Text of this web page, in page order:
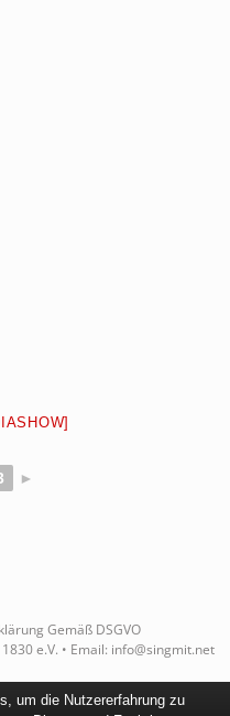
►
Gemäß DSGVO
e.V. • Email: info@singmit.net
um die Nutzererfahrung zu